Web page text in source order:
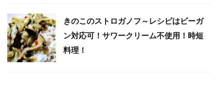
きのこのストロガノフ～レシピはビーガ
ン対応可！サワークリーム不使用！時短
料理！